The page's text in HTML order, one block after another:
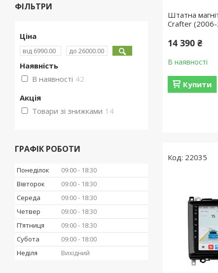
Штатна
Crafter
14 390 ₴
В наявності
Купити
22035
ФІЛЬТРИ
Ціна
Наявність
В наявності 42
Акція
Товари зі знижками 14
ГРАФІК РОБОТИ
Понеділок 09:00
18:30
Вівторок
09:00
18:30
Середа
09:00
18:30
Четвер
09:00
18:30
Пʼятниця
09:00
18:30
Субота
09:00
18:00
Неділя
Вихідний